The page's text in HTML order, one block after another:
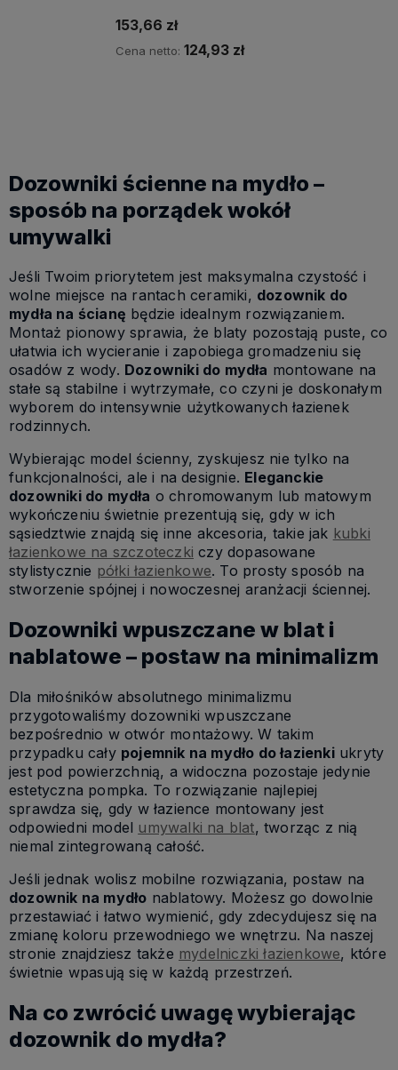
153,66 zł
Cena netto: 124,93 zł
Dozowniki ścienne na mydło –
sposób na porządek wokół
umywalki
Jeśli Twoim priorytetem jest maksymalna czystość i
wolne miejsce na rantach ceramiki, dozownik do
mydła na ścianę będzie idealnym rozwiązaniem.
Montaż pionowy sprawia, że blaty pozostają puste, co
ułatwia ich wycieranie i zapobiega gromadzeniu się
osadów z wody. Dozowniki do mydła montowane na
stałe są stabilne i wytrzymałe, co czyni je doskonałym
wyborem do intensywnie użytkowanych łazienek
rodzinnych.
Wybierając model ścienny, zyskujesz nie tylko na
funkcjonalności, ale i na designie. Eleganckie
dozowniki do mydła o chromowanym lub matowym
wykończeniu świetnie prezentują się, gdy w ich
sąsiedztwie znajdą się inne akcesoria, takie jak kubki
łazienkowe na szczoteczki czy dopasowane
stylistycznie półki łazienkowe. To prosty sposób na
stworzenie spójnej i nowoczesnej aranżacji ściennej.
Dozowniki wpuszczane w blat i
nablatowe – postaw na minimalizm
Dla miłośników absolutnego minimalizmu
przygotowaliśmy dozowniki wpuszczane
bezpośrednio w otwór montażowy. W takim
przypadku cały pojemnik na mydło do łazienkiukryty
jest pod powierzchnią, a widoczna pozostaje jedynie
estetyczna pompka. To rozwiązanie najlepiej
sprawdza się, gdy w łazience montowany jest
odpowiedni model umywalki na blat, tworząc z nią
niemal zintegrowaną całość.
Jeśli jednak wolisz mobilne rozwiązania, postaw na
dozownik na mydło nablatowy. Możesz go dowolnie
przestawiać i łatwo wymienić, gdy zdecydujesz się na
zmianę koloru przewodniego we wnętrzu. Na naszej
stronie znajdziesz także mydelniczki łazienkowe, które
świetnie wpasują się w każdą przestrzeń.
Na co zwrócić uwagę wybierając
dozownik do mydła?